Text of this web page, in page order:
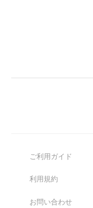
ご利用ガイド
利用規約
お問い合わせ